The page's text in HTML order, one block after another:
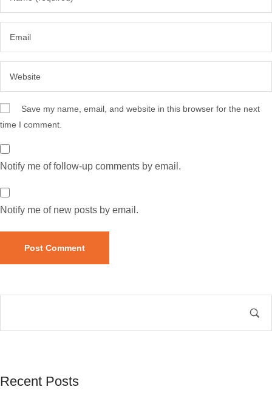
Save my name, email, and website in this browser for the next
time I comment.
Notify me of follow-up comments by email.
Notify me of new posts by email.
Recent Posts